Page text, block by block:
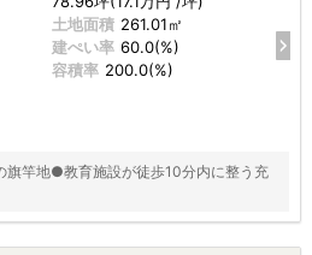
土地面積 261.01㎡
建ぺい率 60.0(%)
容積率 200.0(%)
竿地●教育施設が徒歩10分内に整う充